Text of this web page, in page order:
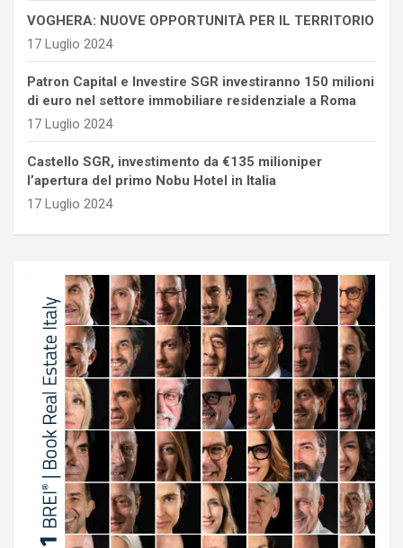
VOGHERA: NUOVE OPPORTUNITÀ PER IL TERRITORIO
17 Luglio 2024
Patron Capital e Investire SGR investiranno 150 milioni
di euro nel settore immobiliare residenziale a Roma
17 Luglio 2024
Castello SGR, investimento da €135 milioniper
l’apertura del primo Nobu Hotel in Italia
17 Luglio 2024